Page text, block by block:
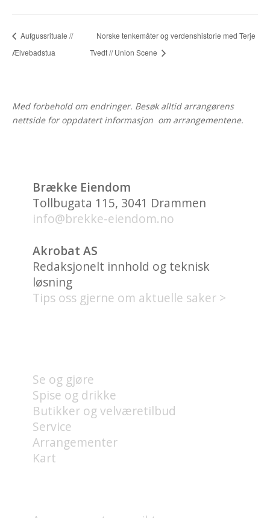
Aufgussrituale //
Ælvebadstua
Norske tenkemåter og verdenshistorie med Terje
Tvedt // Union Scene
Med forbehold om endringer. Besøk alltid arrangørens
nettside for oppdatert informasjon om arrangementene.
Brække Eiendom
Tollbugata 115, 3041 Drammen
info@brekke-eiendom.no
Akrobat AS
Redaksjonelt innhold og teknisk
løsning
Tips oss gjerne om aktuelle saker >
Se og gjøre
Spise og drikke
Butikker og velværetilbud
Service
Arrangementer
Kart